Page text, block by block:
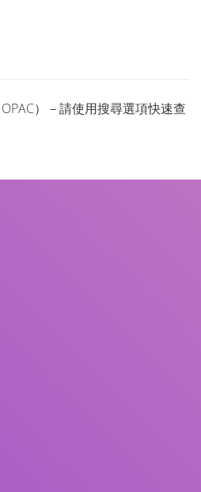
）－請使用搜尋選項快速查